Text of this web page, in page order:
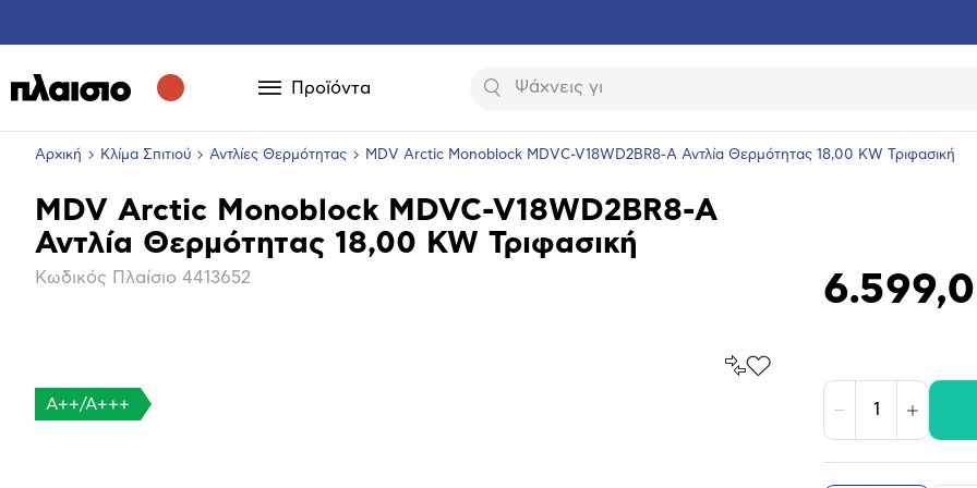
Προϊόντα Αναζήτηση
Αρχική Κλίμα Σπιτιού Αντλίες Θερμότητας MDV Arctic Monoblock MDVC-V18WD2BR8-Α Αντλία Θερμότητας 18,00 KW Τριφασική
Βασικά
χαρακτηριστικά
MDV Arctic Monoblock MDVC-V18WD2BR8-Α
Αντλία Θερμότητας 18,00 KW Τριφασική
Κωδικός Πλαίσιο 4413652
Σύγκρινέ
Προσθήκη
Αγαπημένα
A++/A+++
Μείωση Αύξηση